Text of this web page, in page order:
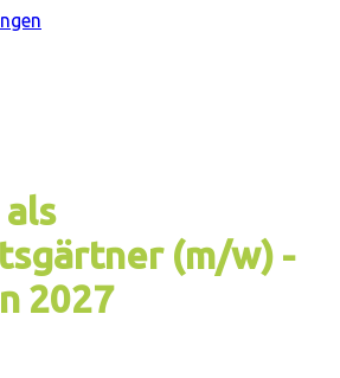
(m/w) -
2027